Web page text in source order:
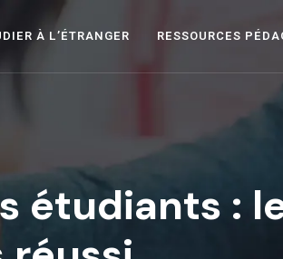
À L’ÉTRANGER RESSOURCES
étudiants :